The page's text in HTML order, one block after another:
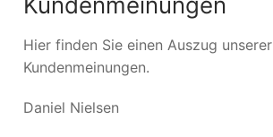
Hier finden Sie einen Auszug unserer
Kundenmeinungen.
Daniel Nielsen